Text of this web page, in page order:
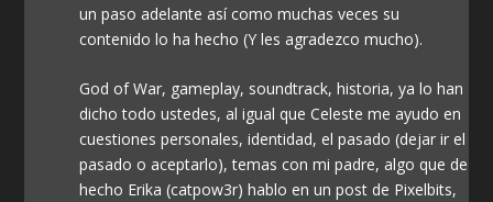
un paso adelante así como muchas veces su
contenido lo ha hecho (Y les agradezco mucho).
God of War, gameplay, soundtrack, historia, ya lo han
dicho todo ustedes, al igual que Celeste me ayudo en
cuestiones personales, identidad, el pasado (dejar ir el
pasado o aceptarlo), temas con mi padre, algo que de
hecho Erika (catpow3r) hablo en un post de Pixelbits,